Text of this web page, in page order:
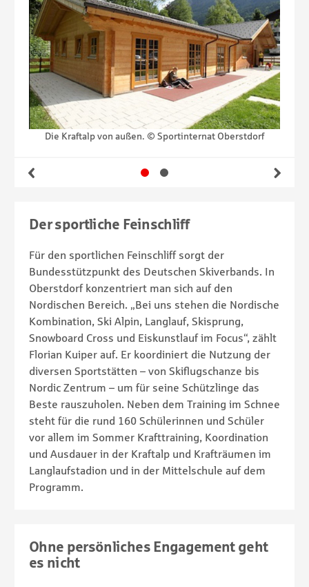
Die Kraftalp von außen. © Sportinternat Oberstdorf
Gehe zu Slide 1
Der sportliche Feinschliff
Für den sportlichen Feinschliff sorgt der
Bundesstützpunkt des Deutschen Skiverbands. In
Oberstdorf konzentriert man sich auf den
Nordischen Bereich. „Bei uns stehen die Nordische
Kombination, Ski Alpin, Langlauf, Skisprung,
Snowboard Cross und Eiskunstlauf im Focus“, zählt
Florian Kuiper auf. Er koordiniert die Nutzung der
diversen Sportstätten – von Skiflugschanze bis
Nordic Zentrum – um für seine Schützlinge das
Beste rauszuholen. Neben dem Training im Schnee
steht für die rund 160 Schülerinnen und Schüler
vor allem im Sommer Krafttraining, Koordination
und Ausdauer in der Kraftalp und Krafträumen im
Langlaufstadion und in der Mittelschule auf dem
Programm.
Ohne persönliches Engagement geht
es nicht